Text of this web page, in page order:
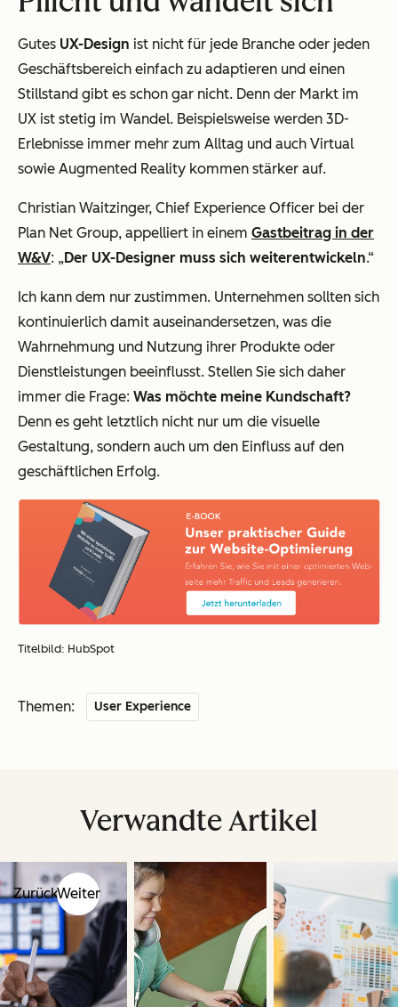
Gutes UX-Design ist nicht für jede Branche oder jeden
Geschäftsbereich einfach zu adaptieren und einen
Stillstand gibt es schon gar nicht. Denn der Markt im
UX ist stetig im Wandel. Beispielsweise werden 3D-
Erlebnisse immer mehr zum Alltag und auch Virtual
sowie Augmented Reality kommen stärker auf.
Christian Waitzinger, Chief Experience Officer bei der
Plan Net Group, appelliert in einem Gastbeitrag in der
W&V: „Der UX-Designer muss sich weiterentwickeln.“
Ich kann dem nur zustimmen. Unternehmen sollten sich
kontinuierlich damit auseinandersetzen, was die
Wahrnehmung und Nutzung ihrer Produkte oder
Dienstleistungen beeinflusst. Stellen Sie sich daher
immer die Frage: Was möchte meine Kundschaft?
Denn es geht letztlich nicht nur um die visuelle
Gestaltung, sondern auch um den Einfluss auf den
geschäftlichen Erfolg.
Titelbild: HubSpot
Themen: User Experience
Verwandte Artikel
ZurückWeiter